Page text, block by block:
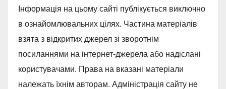
Інформація на цьому сайті публікується виключно
в ознайомлювальних цілях. Частина матеріалів
взята з відкритих джерел зі зворотнім
посиланнями на інтернет-джерела або надіслані
користувачами. Права на вказані матеріали
належать їхнім авторам. Адміністрація сайту не